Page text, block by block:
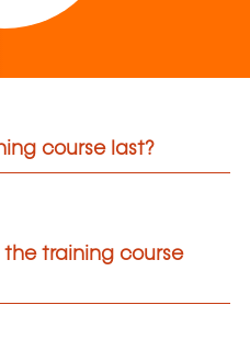
course last?
the training course